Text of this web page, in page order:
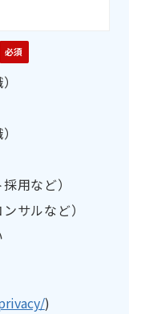
用など）
サルなど）
)